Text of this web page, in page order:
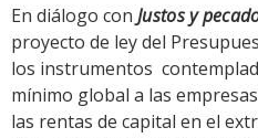
En diálogo con Justos y
proyecto de ley del
los instrumentos
mínimo global a las
las rentas de capital en el